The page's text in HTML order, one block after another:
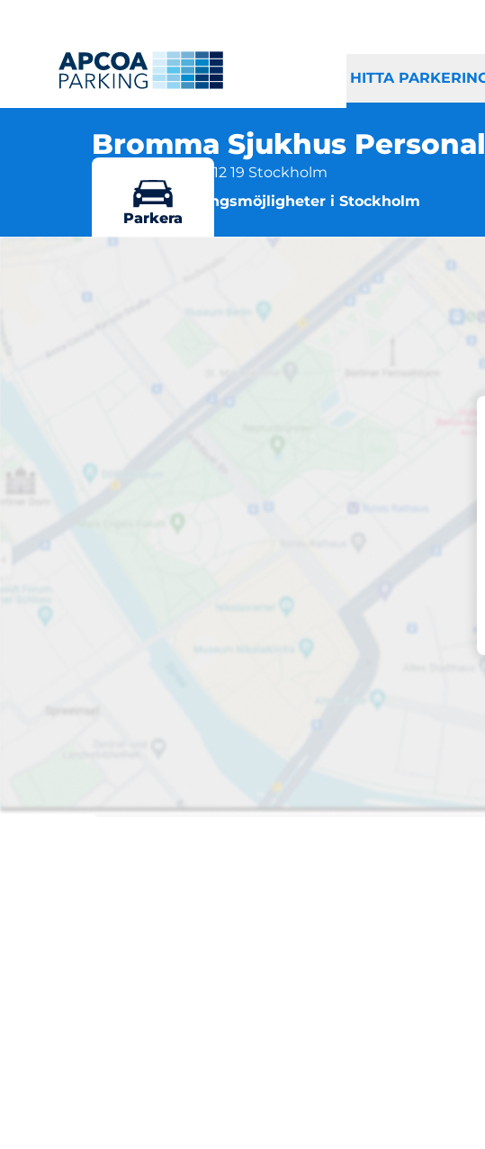
HITTA
Bromma Sjukhus Personal
Follingbogatan, 112 19 Stockholm
Flera parkeringsmöjligheter i Stockholm
Parkera
Öppet nu
Från 8,00 kr
Priser och betalning